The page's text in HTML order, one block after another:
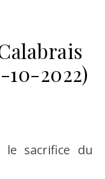
10-2022)
le sacrifice du